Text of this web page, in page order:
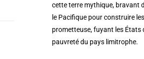
cette terre mythique, bravant
le Pacifique pour construire
prometteuse, fuyant les États
pauvreté du pays limitrophe.